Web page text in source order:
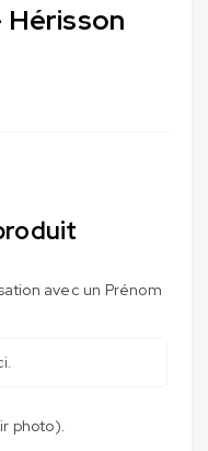
Hérisson
avec un Prénom
photo).